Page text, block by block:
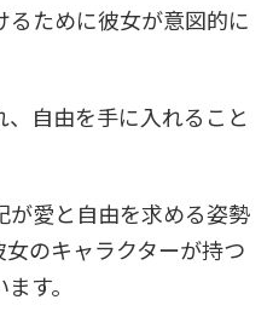
るために彼女が意図的に
自由を手に入れること
が愛と自由を求める姿勢
のキャラクターが持つ
す。